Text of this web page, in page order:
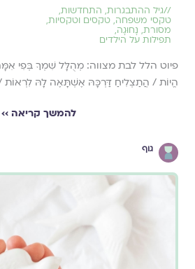
//גיל ההתבגרות, התחדשות,
טקסי משפחה, טקסים וטקסיות,
מסורת, נָחוּגָה,
תפילות על הילדים
פיוט הלל לבת מצווה: מְהֻלָּל שִׁמְךָ בְּפִי
הֱיוֹת / הֲתַצְלִיחַ דַּרְכָּהּ אֶשְׁתָּאֶה לָהּ
להמשך קריאה ››
גוף